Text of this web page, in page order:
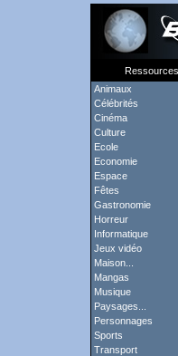
Ressources
Animaux
Célébrités
Cinéma
Culture
Ecole
Economie
Espace
Fêtes
Gastronomie
Horreur
Informatique
Jeux vidéo
Maison...
Mangas
Musique
Paysages...
Personnages
Sports
Transport